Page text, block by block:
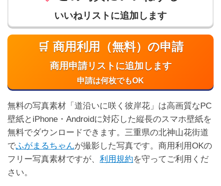
いいねリストに追加します
🛒 商用利用（無料）の申請
商用申請リストに追加します
申請は何枚でもOK
無料の写真素材「道沿いに咲く彼岸花」は高画質なPC
壁紙とiPhone・Androidに対応した縦長のスマホ壁紙を
無料でダウンロードできます。三重県の北神山花街道
でふがまるちゃんが撮影した写真です。商用利用OKの
フリー写真素材ですが、 利用規約を守ってご利用くだ
さい。